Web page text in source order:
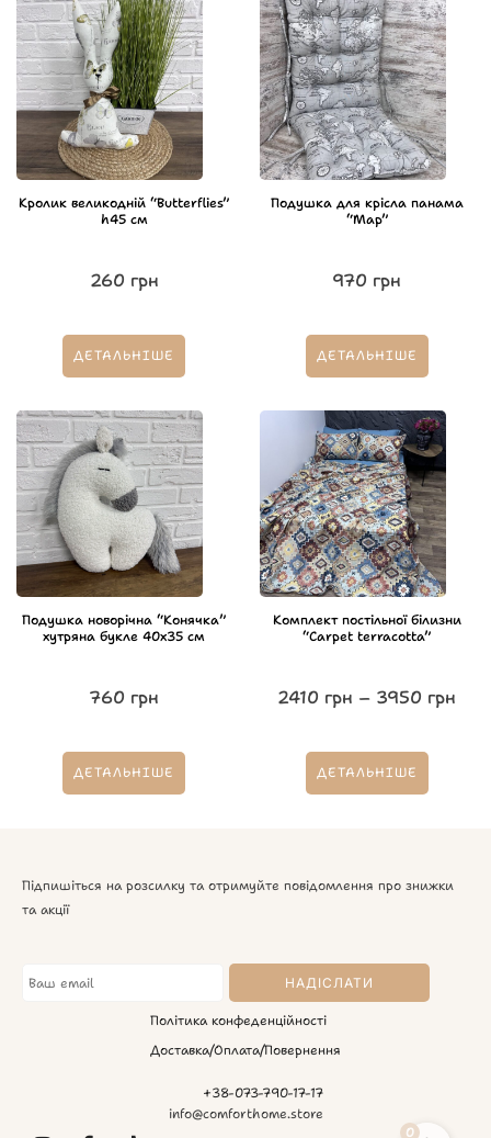
Кролик великодній “Butterflies”
h45 см
260 грн
ДЕТАЛЬНІШЕ
Подушка для крісла панама
“Map”
970 грн
ДЕТАЛЬНІШЕ
Подушка новорічна “Конячка”
хутряна букле 40х35 см
760 грн
ДЕТАЛЬНІШЕ
Комплект постільної білизни
“Carpet terracotta”
2410 грн – 3950 грн
ДЕТАЛЬНІШЕ
Підпишіться на розсилку та отримуйте повідомлення про знижки
та акції
Політика конфеденційності
Доставка/Оплата/Повернення
+38-073-790-17-17
info@comforthome.store
0